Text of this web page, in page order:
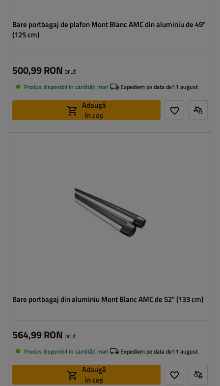
Bare portbagaj de plafon Mont Blanc AMC din aluminiu de 49"
(125 cm)
500,99 RON brut
Produs disponibil in cantități mari Expediem pe data de11 august
Adaugă
în coș
Bare portbagaj din aluminiu Mont Blanc AMC de 52" (133 cm)
564,99 RON brut
Produs disponibil in cantități mari Expediem pe data de11 august
Adaugă
în coș